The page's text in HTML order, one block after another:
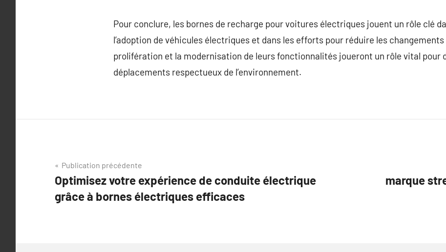
Pour conclure, les bornes de recharge pour voitures électriques jouent un rôle clé
l’adoption de véhicules électriques et dans les efforts pour réduire les
prolifération et la modernisation de leurs fonctionnalités joueront un rôle vital pour
déplacements respectueux de l’environnement.
Navigation
de
l’article
Publication précédente
Optimisez votre expérience de conduite électrique
grâce à bornes électriques efficaces
marque